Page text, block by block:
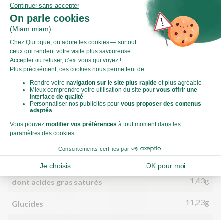
Comment préparer les endives ?
Valeurs nutritionnelles
Par personne Pour 100g
Énergie (kJ)
Énergie (kCal)
3,98g
dont acides gras saturés 1,43g
Glucides 11,23g